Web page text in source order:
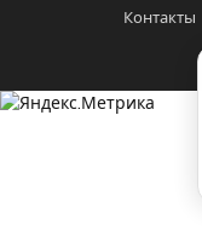
Контакты